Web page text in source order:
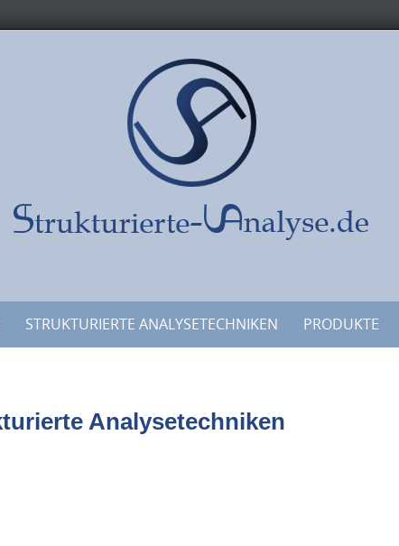
STRUKTURIERTE ANALYSETECHNIKEN PRODUKTE
Analysetechniken